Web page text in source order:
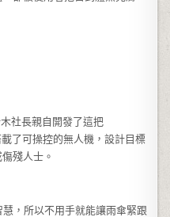
社長親自開發了這把
了可操控的無人機，設計目標
殘人士。
，所以不用手就能讓雨傘緊跟